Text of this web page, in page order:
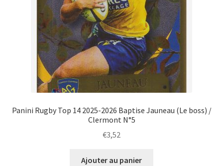
Panini Rugby Top 14 2025-2026 Baptise Jauneau (Le boss) /
Clermont N°5
€3,52
Ajouter au panier